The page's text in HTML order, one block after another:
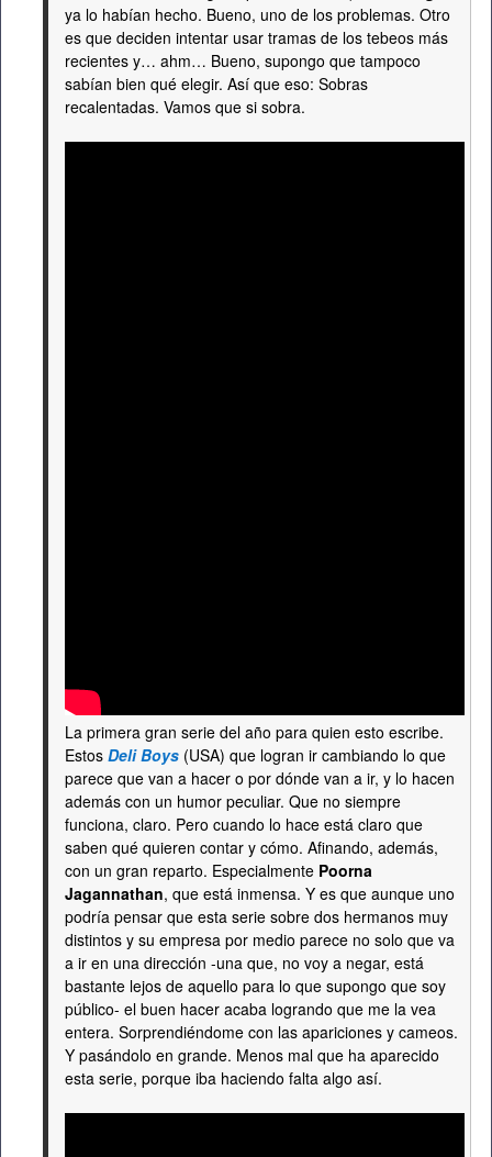
ya lo habían hecho. Bueno, uno de los problemas. Otro
es que deciden intentar usar tramas de los tebeos más
recientes y… ahm… Bueno, supongo que tampoco
sabían bien qué elegir. Así que eso: Sobras
recalentadas. Vamos que si sobra.
La primera gran serie del año para quien esto escribe.
Estos Deli Boys (USA) que logran ir cambiando lo que
parece que van a hacer o por dónde van a ir, y lo hacen
además con un humor peculiar. Que no siempre
funciona, claro. Pero cuando lo hace está claro que
saben qué quieren contar y cómo. Afinando, además,
con un gran reparto. Especialmente Poorna
Jagannathan, que está inmensa. Y es que aunque uno
podría pensar que esta serie sobre dos hermanos muy
distintos y su empresa por medio parece no solo que va
a ir en una dirección -una que, no voy a negar, está
bastante lejos de aquello para lo que supongo que soy
público- el buen hacer acaba logrando que me la vea
entera. Sorprendiéndome con las apariciones y cameos.
Y pasándolo en grande. Menos mal que ha aparecido
esta serie, porque iba haciendo falta algo así.